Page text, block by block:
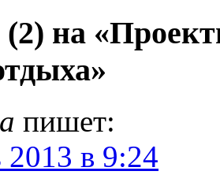
на
пишет:
в 9:24